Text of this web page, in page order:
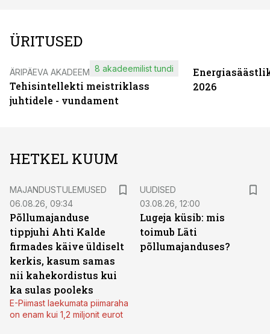
ÜRITUSED
ÄRIPÄEVA AKADEEMIA
Tehisintellekti meistriklass
juhtidele - vundament
8 akadeemilist tundi
2026
HETKEL KUUM
MAJANDUSTULEMUSED
06.08.26, 09:34
Põllumajanduse
tippjuhi Ahti Kalde
firmades käive üldiselt
kerkis, kasum samas
nii kahekordistus kui
ka sulas pooleks
E-Piimast laekumata piimaraha
on enam kui 1,2 miljonit eurot
UUDISED
03.08.26, 12:00
Lugeja küsib: mis
toimub Läti
põllumajanduses?